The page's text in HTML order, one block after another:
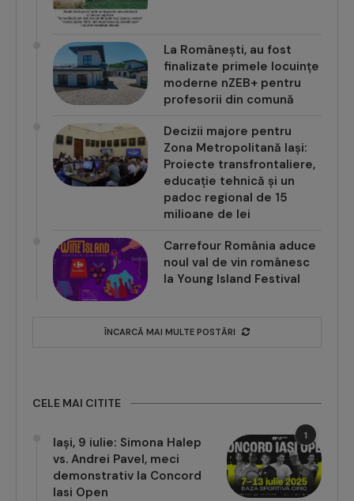
La Românești, au fost
finalizate primele locuințe
moderne nZEB+ pentru
profesorii din comună
Decizii majore pentru
Zona Metropolitană Iași:
Proiecte transfrontaliere,
educație tehnică și un
padoc regional de 15
milioane de lei
Carrefour România aduce
noul val de vin românesc
la Young Island Festival
ÎNCARCĂ MAI MULTE POSTĂRI
CELE MAI CITITE
1
Iași, 9 iulie: Simona Halep
vs. Andrei Pavel, meci
demonstrativ la Concord
Iasi Open